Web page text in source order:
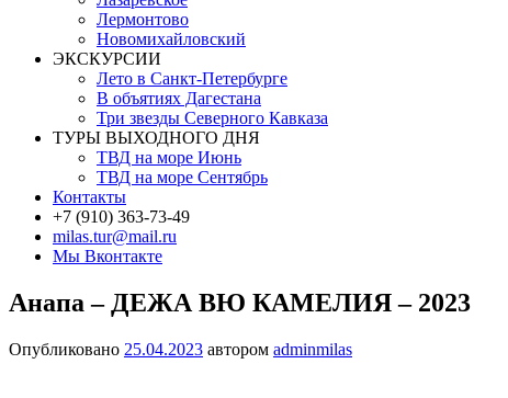
Лермонтово
Новомихайловский
ЭКСКУРСИИ
Лето в Санкт-Петербурге
В объятиях Дагестана
Три звезды Северного Кавказа
ТУРЫ ВЫХОДНОГО ДНЯ
ТВД на море Июнь
ТВД на море Сентябрь
Контакты
+7 (910) 363-73-49
milas.tur@mail.ru
Мы Вконтакте
Анапа – ДЕЖА ВЮ КАМЕЛИЯ – 2023
Опубликовано 25.04.2023 автором adminmilas